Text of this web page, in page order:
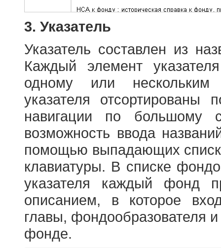
3. Указатель
Указатель составлен из
Каждый элемент
одному или
указателя отсортированы
навигации по большому
возможность ввода
помощью выпадающих
клавиатуры. В списке
указателя каждый фонд
описанием, в которое
главы, фондообразователя
фонде.